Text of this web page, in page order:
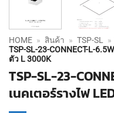
HOME » สินค้า » TSP-SL »
TSP-SL-23-CONNECT-L-
ตัว L 3000K
TSP-SL-23-
เนคเตอร์รางไฟ